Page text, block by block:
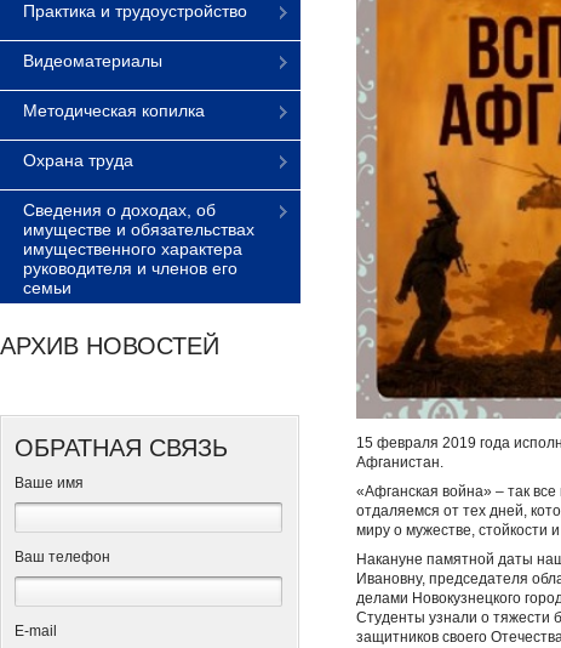
Практика и трудоустройство
Видеоматериалы
Методическая копилка
Охрана труда
Сведения о доходах, об
имуществе и обязательствах
имущественного характера
руководителя и членов его
семьи
АРХИВ НОВОСТЕЙ
ОБРАТНАЯ СВЯЗЬ
Ваше имя
Ваш телефон
Е-mail
15 февраля 2019 года
Афганистан.
«Афганская война» – так
отдаляемся от тех дней,
миру о мужестве, стойкости
Накануне памятной даты
Ивановну, председателя
делами Новокузнецкого
Студенты узнали о тяжести
защитников своего